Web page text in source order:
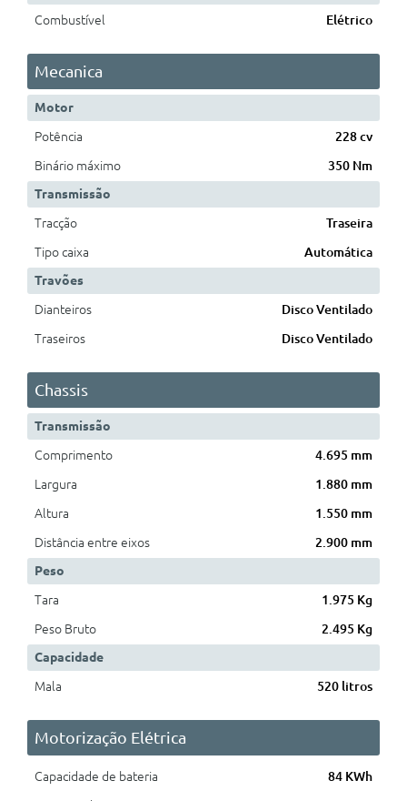
Combustível
Elétrico
Mecanica
Motor
Potência
228 cv
Binário máximo
350 Nm
Transmissão
Tracção
Traseira
Tipo caixa
Automática
Travões
Dianteiros
Disco Ventilado
Traseiros
Disco Ventilado
Chassis
Transmissão
Comprimento
4.695 mm
Largura
1.880 mm
Altura
1.550 mm
Distância entre eixos
2.900 mm
Peso
Tara
1.975 Kg
Peso Bruto
2.495 Kg
Capacidade
Mala
520 litros
Motorização Elétrica
Capacidade de bateria
84 KWh